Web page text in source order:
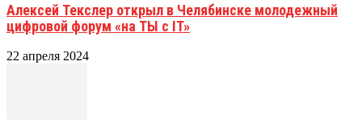
Алексей Текслер открыл в Челябинске молодежный
цифровой форум «на ТЫ с IT»
22 апреля 2024